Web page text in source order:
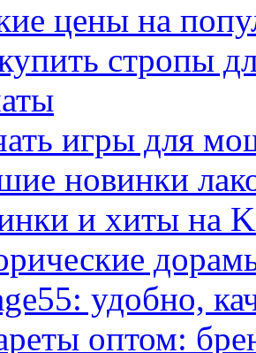
цены на
стропы
игры для
новинки
и хиты на
удобно,
оптом: